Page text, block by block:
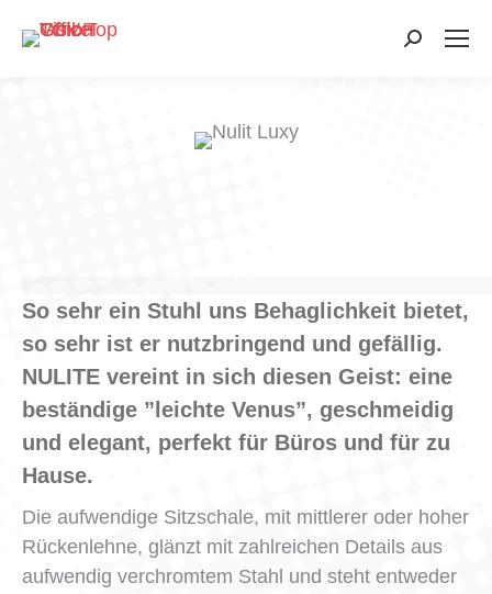
Search:
So sehr ein Stuhl uns Behaglichkeit bietet,
so sehr ist er nutzbringend und gefällig.
NULITE vereint in sich diesen Geist: eine
beständige ”leichte Venus”, geschmeidig
und elegant, perfekt für Büros und für zu
Hause.
Die aufwendige Sitzschale, mit mittlerer oder hoher
Rückenlehne, glänzt mit zahlreichen Details aus
aufwendig verchromtem Stahl und steht entweder